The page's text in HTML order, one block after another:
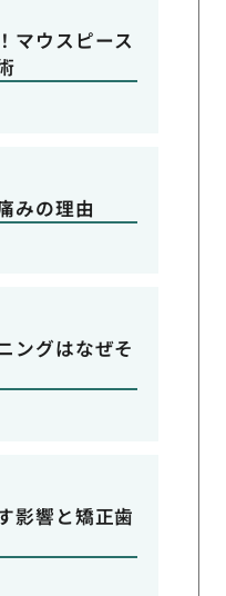
マウスピース
みの理由
ングはなぜそ
影響と矯正歯